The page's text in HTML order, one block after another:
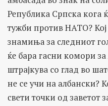
Република Српска кога
тужби против НАТО?
знамиња за следниот
ќе бара гасни комори
штрајкува со глад во
не се учи на албански?
свети точки од заветот